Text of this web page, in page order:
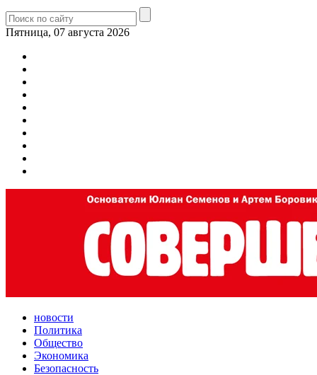
Пятница, 07 августа 2026
новости
Политика
Общество
Экономика
Безопасность